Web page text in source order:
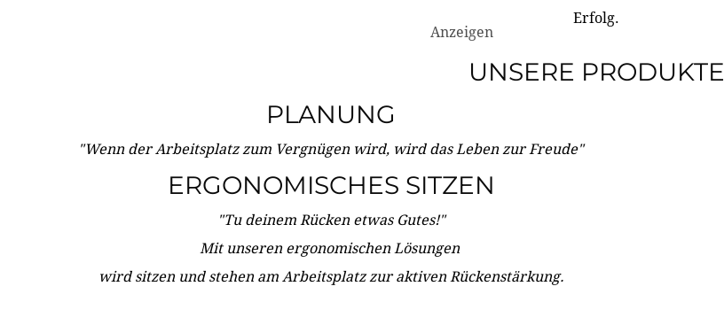
Erfolg.
Anzeigen
UNSERE PRODUKTE
PLANUNG
"Wenn der Arbeitsplatz zum Vergnügen wird, wird das Leben zur Freude"
ERGONOMISCHES SITZEN
"Tu deinem Rücken etwas Gutes!"
Mit unseren ergonomischen Lösungen
wird sitzen und stehen am Arbeitsplatz zur aktiven Rückenstärkung.